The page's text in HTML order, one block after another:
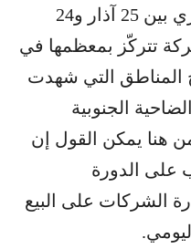
يستند التقرير إلى مسح أُجري بين 25 آذار و24
2026، وشمل 196 شركة تتركّز بمعظمها في
المناطق التي شهدت
الجنوبية
هنا يمكن القول إن
على الدورة
الشركات على البيع